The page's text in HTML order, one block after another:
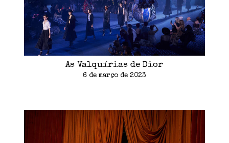
As Valquírias de Dior
6 de março de 2023